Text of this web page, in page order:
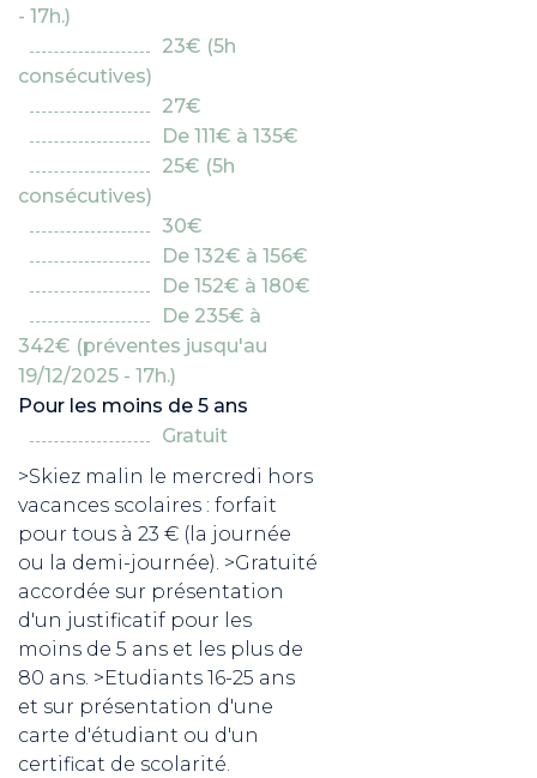
- 17h.)
23€ (5h
consécutives)
27€
De 111€ à 135€
25€ (5h
consécutives)
30€
De 132€ à 156€
De 152€ à 180€
De 235€ à
342€ (préventes jusqu'au
19/12/2025 - 17h.)
Pour les moins de 5 ans
Gratuit
>Skiez malin le mercredi hors
vacances scolaires : forfait
pour tous à 23 € (la journée
ou la demi-journée). >Gratuité
accordée sur présentation
d'un justificatif pour les
moins de 5 ans et les plus de
80 ans. >Etudiants 16-25 ans
et sur présentation d'une
carte d'étudiant ou d'un
certificat de scolarité.